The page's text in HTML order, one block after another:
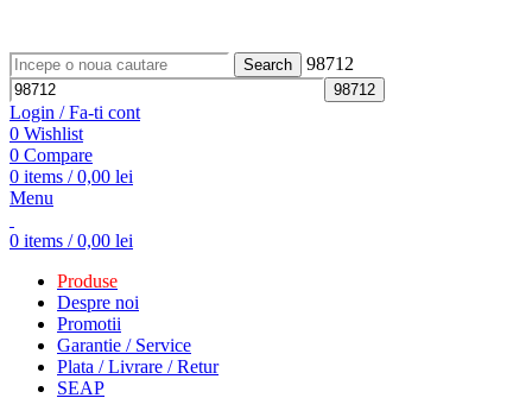
Search 98712
Login / Fa-ti cont
0 Wishlist
0 Compare
0 items / 0,00 lei
Menu
0 items / 0,00 lei
Produse
Despre noi
Promotii
Garantie / Service
Plata / Livrare / Retur
SEAP